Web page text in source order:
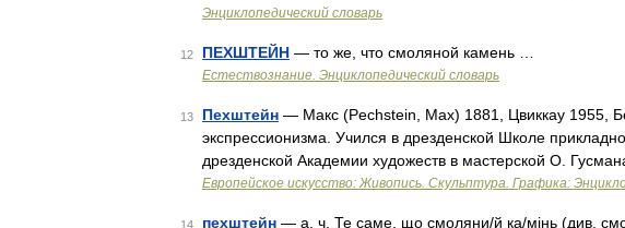
Энциклопедический словарь
12 ПЕХШТЕЙН — то же, что смоляной камень …
Естествознание. Энциклопедический словарь
13 Пехштейн — Макс (Pechstein, Max) 1881, Цвиккау 1955,
экспрессионизма. Учился в дрезденской Школе
дрезденской Академии художеств в мастерской О.
Европейское искусство: Живопись. Скульптура. Графика:
14 пехштейн — а, ч. Те саме, що смоляни/й ка/мінь (див.